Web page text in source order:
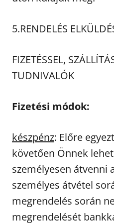
5.RENDELÉS
FIZETÉSSEL,
TUDNIVALÓK
Fizetési módok:
készpénz: Előre
követően Önnek
személyesen átvenni
személyes átvétel
megrendelés során
megrendelését